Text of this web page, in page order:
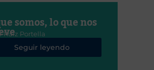
somos, lo que nos
Ruiz Portella
Seguir leyendo